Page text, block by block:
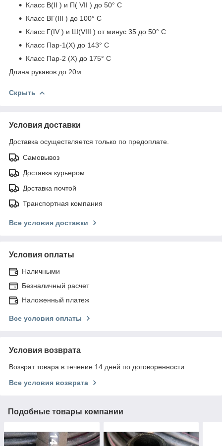
Класс В(II ) и П( VII ) до 50° С
Класс ВГ(III ) до 100° С
Класс Г(IV ) и Ш(VIII ) от минус 35 до 50° С
Класс Пар-1(Х) до 143° С
Класс Пар-2 (Х) до 175° С
Длина рукавов до 20м.
Скрыть
Условия доставки
Доставка осуществляется только по предоплате.
Самовывоз
Доставка курьером
Доставка почтой
Транспортная компания
Все условия доставки
Условия оплаты
Наличными
Безналичный расчет
Наложенный платеж
Все условия оплаты
Условия возврата
Возврат товара в течение 14 дней по договоренности
Все условия возврата
Подобные товары компании